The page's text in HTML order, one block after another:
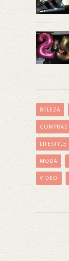
BELEZA
COMPRAS
LIFESTYLE
MODA
VIDEO